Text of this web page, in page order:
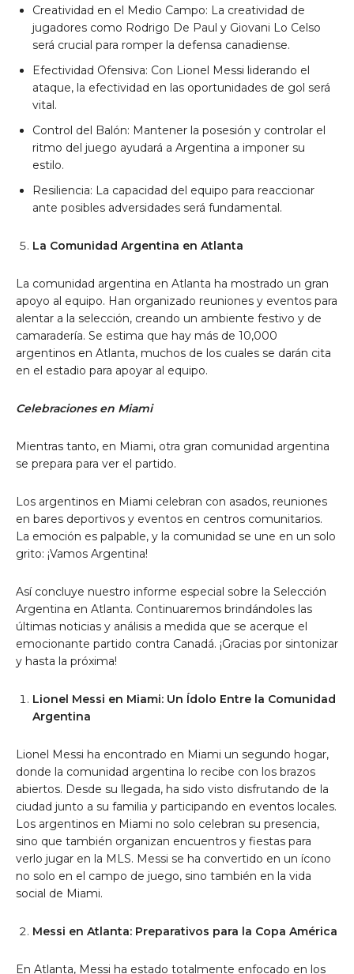
Creatividad en el Medio Campo: La creatividad de
jugadores como Rodrigo De Paul y Giovani Lo Celso
será crucial para romper la defensa canadiense.
Efectividad Ofensiva: Con Lionel Messi liderando el
ataque, la efectividad en las oportunidades de gol será
vital.
Control del Balón: Mantener la posesión y controlar el
ritmo del juego ayudará a Argentina a imponer su
estilo.
Resiliencia: La capacidad del equipo para reaccionar
ante posibles adversidades será fundamental.
La Comunidad Argentina en Atlanta
La comunidad argentina en Atlanta ha mostrado un gran
apoyo al equipo. Han organizado reuniones y eventos para
alentar a la selección, creando un ambiente festivo y de
camaradería. Se estima que hay más de 10,000
argentinos en Atlanta, muchos de los cuales se darán cita
en el estadio para apoyar al equipo.
Celebraciones en Miami
Mientras tanto, en Miami, otra gran comunidad argentina
se prepara para ver el partido.
Los argentinos en Miami celebran con asados, reuniones
en bares deportivos y eventos en centros comunitarios.
La emoción es palpable, y la comunidad se une en un solo
grito: ¡Vamos Argentina!
Así concluye nuestro informe especial sobre la Selección
Argentina en Atlanta. Continuaremos brindándoles las
últimas noticias y análisis a medida que se acerque el
emocionante partido contra Canadá. ¡Gracias por sintonizar
y hasta la próxima!
Lionel Messi en Miami: Un Ídolo Entre la Comunidad
Argentina
Lionel Messi ha encontrado en Miami un segundo hogar,
donde la comunidad argentina lo recibe con los brazos
abiertos. Desde su llegada, ha sido visto disfrutando de la
ciudad junto a su familia y participando en eventos locales.
Los argentinos en Miami no solo celebran su presencia,
sino que también organizan encuentros y fiestas para
verlo jugar en la MLS. Messi se ha convertido en un ícono
no solo en el campo de juego, sino también en la vida
social de Miami.
Messi en Atlanta: Preparativos para la Copa América
En Atlanta, Messi ha estado totalmente enfocado en los